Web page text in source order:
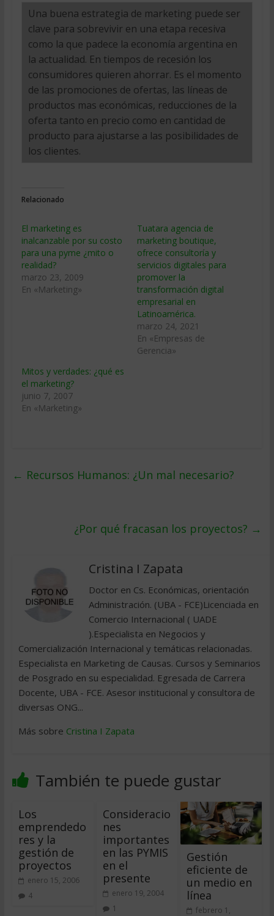
Una buena estrategia de marketing puede ser
clave para sobrevivir en una etapa recesiva
como la que padece la economía argentina en
la actualidad. En tiempos de recesión los
consumidores quieren ahorrar. Es el momento
de las promociones de ofertas, las líneas de
productos mas económicas, reducciones de la
oferta tanto en precio como en cantidad de
producto para ajustarse a las posibilidades de
los clientes.
Relacionado
El marketing es
inalcanzable por su costo
para una pyme ¿mito o
realidad?
marzo 23, 2009
En «Marketing»
Tuatara agencia de
marketing boutique,
ofrece consultoría y
servicios digitales para
promover la
transformación digital
empresarial en
Latinoamérica.
marzo 24, 2021
En «Empresas de
Gerencia»
Mitos y verdades: ¿qué es
el marketing?
junio 7, 2007
En «Marketing»
← Recursos Humanos: ¿Un mal necesario?
¿Por qué fracasan los proyectos? →
Cristina I Zapata
Doctor en Cs. Económicas, orientación
Administración. (UBA - FCE)Licenciada en
Comercio Internacional ( UADE
).Especialista en Negocios y
Comercialización Internacional y temáticas relacionadas.
Especialista en Marketing de Causas. Cursos y Seminarios
de Posgrado en su especialidad. Egresada de Carrera
Docente, UBA - FCE. Asesor institucional y consultora de
diversas ONG...
Más sobre Cristina I Zapata
También te puede gustar
Los
emprendedo
res y la
gestión de
proyectos
enero 15, 2006
4
Consideracio
nes
importantes
en las PYMIS
en el
presente
enero 19, 2004
1
Gestión
eficiente de
un medio en
línea
febrero 1,